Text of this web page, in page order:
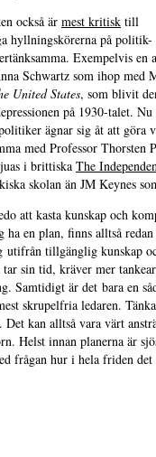
också är mest kritisk till
hyllningskörerna på
Exempelvis en
Schwartz som ihop med
United States, som blivit
på 1930-talet.
ägnar sig åt att göra
med Professor Thorsten
i brittiska The
skolan än JM Keynes
att kasta kunskap och
ha en plan, finns alltså
utifrån tillgänglig kunskap
sin tid, kräver mer
Samtidigt är det bara en
skrupelfria ledaren.
kan alltså vara värt
Helst innan planerna är
frågan hur i hela friden det